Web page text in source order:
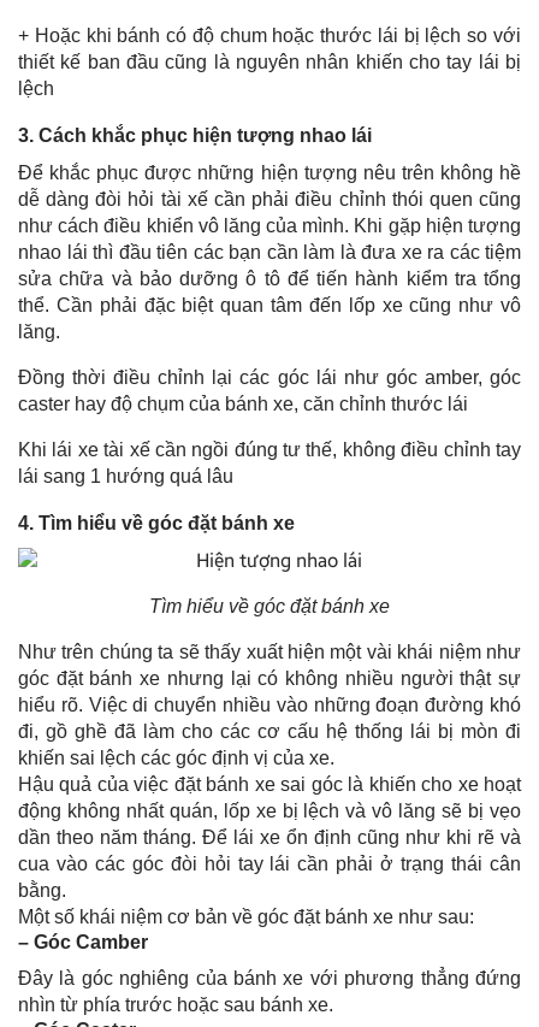
+ Hoặc khi bánh có độ chum hoặc thước lái bị lệch so với
thiết kế ban đầu cũng là nguyên nhân khiến cho tay lái bị
lệch
3. Cách khắc phục hiện tượng nhao lái
Để khắc phục được những hiện tượng nêu trên không hề
dễ dàng đòi hỏi tài xế cần phải điều chỉnh thói quen cũng
như cách điều khiển vô lăng của mình. Khi gặp hiện tượng
nhao lái thì đầu tiên các bạn cần làm là đưa xe ra các tiệm
sửa chữa và bảo dưỡng ô tô để tiến hành kiểm tra tổng
thể. Cần phải đặc biệt quan tâm đến lốp xe cũng như vô
lăng.
Đồng thời điều chỉnh lại các góc lái như góc amber, góc
caster hay độ chụm của bánh xe, căn chỉnh thước lái
Khi lái xe tài xế cần ngồi đúng tư thế, không điều chỉnh tay
lái sang 1 hướng quá lâu
4. Tìm hiểu về góc đặt bánh xe
Tìm hiểu về góc đặt bánh xe
Như trên chúng ta sẽ thấy xuất hiện một vài khái niệm như
góc đặt bánh xe nhưng lại có không nhiều người thật sự
hiểu rõ. Việc di chuyển nhiều vào những đoạn đường khó
đi, gồ ghề đã làm cho các cơ cấu hệ thống lái bị mòn đi
khiến sai lệch các góc định vị của xe.
Hậu quả của việc đặt bánh xe sai góc là khiến cho xe hoạt
động không nhất quán, lốp xe bị lệch và vô lăng sẽ bị vẹo
dần theo năm tháng. Để lái xe ổn định cũng như khi rẽ và
cua vào các góc đòi hỏi tay lái cần phải ở trạng thái cân
bằng.
Một số khái niệm cơ bản về góc đặt bánh xe như sau:
– Góc Camber
Đây là góc nghiêng của bánh xe với phương thẳng đứng
nhìn từ phía trước hoặc sau bánh xe.